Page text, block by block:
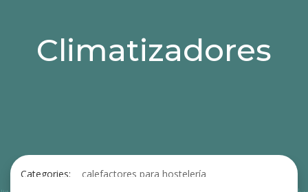
Climatizadores
Categories:
calefactores para hostelería